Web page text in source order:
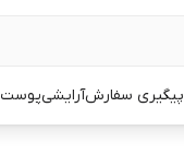
پیگیری سفارشآرایشیپوست